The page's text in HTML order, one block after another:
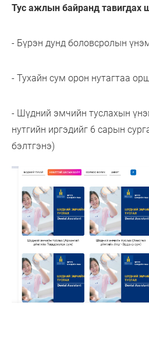
Тус ажлын байранд тавигдах
- Бүрэн дунд боловсролын
- Тухайн сум орон нутагтаа
- Шүдний эмчийн туслахын
нутгийн иргэдийг 6 сарын
бэлтгэнэ)